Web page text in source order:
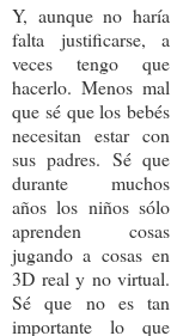
Y, aunque no haría
falta justificarse, a
veces tengo que
hacerlo. Menos mal
que sé que los bebés
necesitan estar con
sus padres. Sé que
durante muchos
años los niños sólo
aprenden cosas
jugando a cosas en
3D real y no virtual.
Sé que no es tan
importante lo que